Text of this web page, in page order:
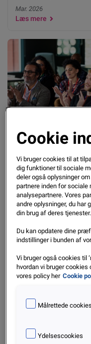
Mar. 2026
Læs mere
On-demand
platform værdi
kreditlivscyklus
Jan. 2026
Læs mere
Cookie
Vi bruger cookies til at
dig funktioner til sociale
deler også oplysninger
partnere inden for sociale
analysepartnere. Vores
andre oplysninger, du har
din brug af deres tjenester.
Du kan opdatere dine
indstillinger i bunden af
Vi bruger også cookies til
hvordan vi bruger
vores policy her Cookie
Målrettede cookies
Ydelsescookies